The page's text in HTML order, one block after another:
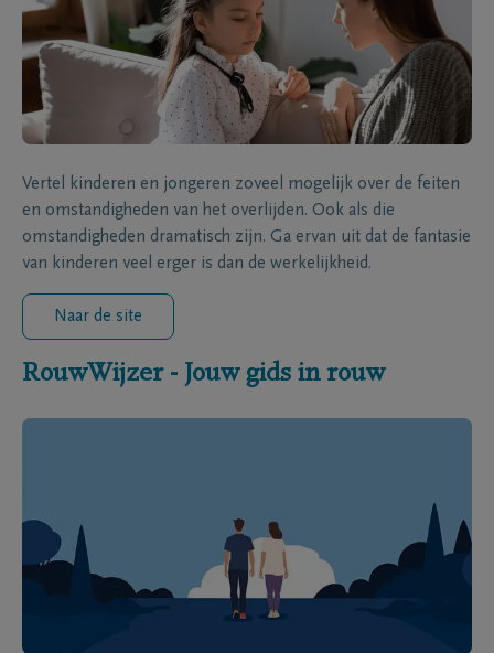
Vertel kinderen en jongeren zoveel mogelijk over de feiten
en omstandigheden van het overlijden. Ook als die
omstandigheden dramatisch zijn. Ga ervan uit dat de fantasie
van kinderen veel erger is dan de werkelijkheid.
Naar de site
RouwWijzer - Jouw gids in rouw